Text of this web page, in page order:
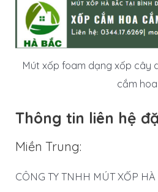
Mút xốp foam dạng xốp cây
cắm hoa
Thông tin liên hệ
Miền Trung:
CÔNG TY TNHH MÚT XỐP HÀ